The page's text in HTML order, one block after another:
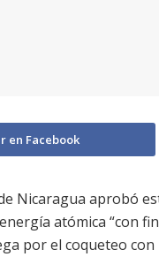
en Facebook
Nicaragua aprobó
atómica “con
por el coqueteo